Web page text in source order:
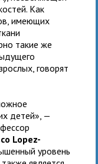
Как
имеющих
такие же
говорят
детей», —
Lopez-
уровень